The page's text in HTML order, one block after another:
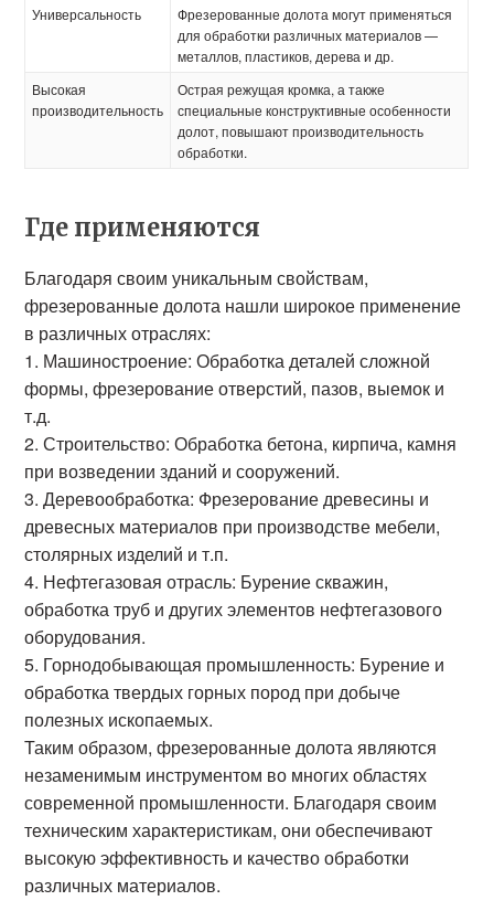
Универсальность
Фрезерованные долота могут применяться
для обработки различных материалов —
металлов, пластиков, дерева и др.
Высокая
производительность
Острая режущая кромка, а также
специальные конструктивные особенности
долот, повышают производительность
обработки.
Где применяются
Благодаря своим уникальным свойствам,
фрезерованные долота нашли широкое применение
в различных отраслях:
1. Машиностроение: Обработка деталей сложной
формы, фрезерование отверстий, пазов, выемок и
т.д.
2.Строительство: Обработка бетона, кирпича, камня
при возведении зданий и сооружений.
3.Деревообработка: Фрезерование древесины и
древесных материалов при производстве мебели,
столярных изделий и т.п.
4. Нефтегазовая отрасль: Бурение скважин,
обработка труб и других элементов нефтегазового
оборудования.
5. Горнодобывающая промышленность: Бурение и
обработка твердых горных пород при добыче
полезных ископаемых.
Таким образом, фрезерованные долота являются
незаменимым инструментом во многих областях
современной промышленности. Благодаря своим
техническим характеристикам, они обеспечивают
высокую эффективность и качество обработки
различных материалов.